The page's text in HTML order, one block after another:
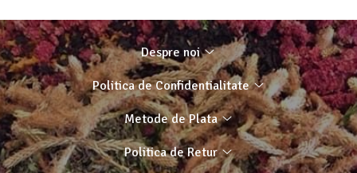
Despre noi
Politica de Confidentialitate
Metode de Plata
Politica de Retur